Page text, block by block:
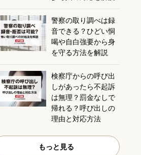
警察の取り調べは録
音できる？ひどい恫
喝や自白強要から身
を守る方法を解説
検察庁からの呼び出
しがあったら不起訴
は無理？罰金なしで
帰れる？呼び出しの
理由と対応方法
もっと見る